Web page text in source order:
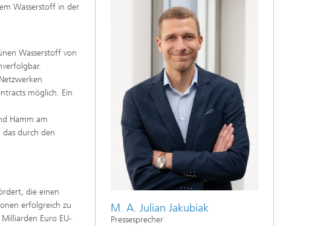
Wasserstoff in der
Wasserstoff von
möglich. Ein
Hamm am
durch den
die einen
erfolgreich zu
Euro EU-
M. A. Julian Jakubiak
Pressesprecher